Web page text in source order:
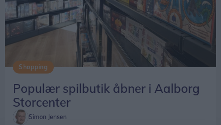
Shopping
Populær spilbutik åbner i Aalborg
Storcenter
Simon Jensen